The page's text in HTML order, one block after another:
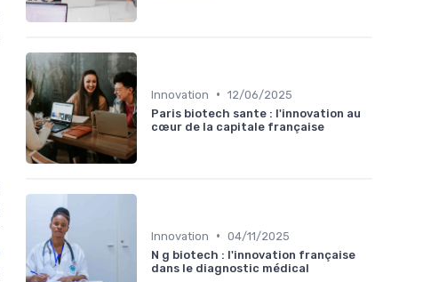
Innovation • 12/06/2025
Paris biotech sante : l'innovation au
cœur de la capitale française
Innovation • 04/11/2025
N g biotech : l'innovation française
dans le diagnostic médical